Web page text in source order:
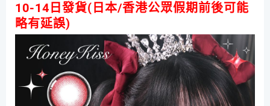
最
大
15MM
紅
色
棕
10-14日發貨(日本/香港公眾假期前後可能
略有延誤)